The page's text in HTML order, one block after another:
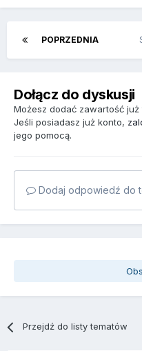
POPRZEDNIA
Dołącz do dyskusji
Możesz dodać zawartość
Jeśli posiadasz już konto,
jego pomocą.
Dodaj odpowiedź do
Przejdź do listy tematów